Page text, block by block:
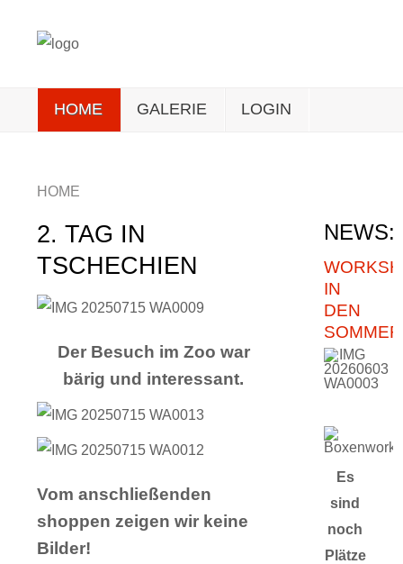
HOME GALERIE LOGIN
HOME
2. TAG IN
TSCHECHIEN
Der Besuch im Zoo war
bärig und interessant.
Vom anschließenden
shoppen zeigen wir keine
Bilder!
NEWS:
IN
DEN
Es
sind
noch
Plätze